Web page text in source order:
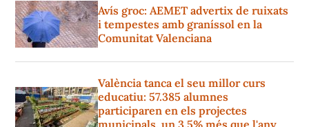
Avís groc: AEMET advertix de ruixats
i tempestes amb graníssol en la
Comunitat Valenciana
València tanca el seu millor curs
educatiu: 57.385 alumnes
participaren en els projectes